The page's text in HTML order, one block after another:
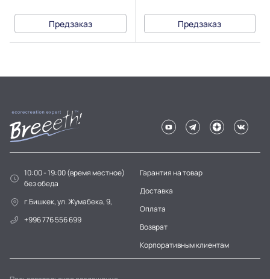
Предзаказ Предзаказ
10:00 - 19:00 (время местное)
без обеда
г.Бишкек, ул. Жумабека, 9,
+996 776 556 699
Гарантия на товар
Доставка
Оплата
Возврат
Корпоративным клиентам